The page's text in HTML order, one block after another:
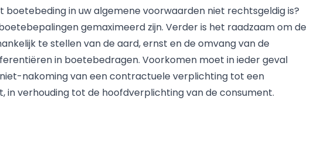
boetebeding in uw algemene voorwaarden niet rechtsgeldig is?
gemaximeerd zijn. Verder is het raadzaam om de
te stellen van de aard, ernst en de omvang van de
in boetebedragen. Voorkomen moet in ieder geval
nakoming van een contractuele verplichting tot een
in verhouding tot de hoofdverplichting van de consument.